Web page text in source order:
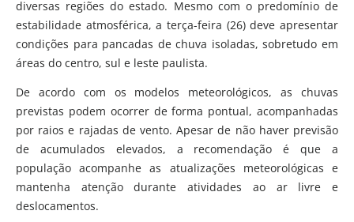
diversas regiões do estado. Mesmo com o predomínio de
estabilidade atmosférica, a terça-feira (26) deve apresentar
condições para pancadas de chuva isoladas, sobretudo em
áreas do centro, sul e leste paulista.
De acordo com os modelos meteorológicos, as chuvas
previstas podem ocorrer de forma pontual, acompanhadas
por raios e rajadas de vento. Apesar de não haver previsão
de acumulados elevados, a recomendação é que a
população acompanhe as atualizações meteorológicas e
mantenha atenção durante atividades ao ar livre e
deslocamentos.